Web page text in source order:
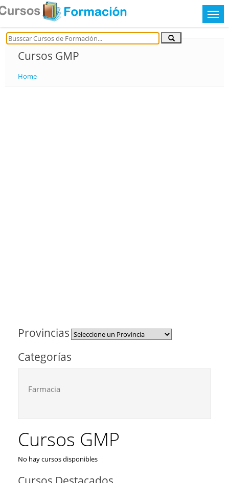
Cursos GMP
Home
Provincias
Categorías
Farmacia
Cursos GMP
No hay cursos disponibles